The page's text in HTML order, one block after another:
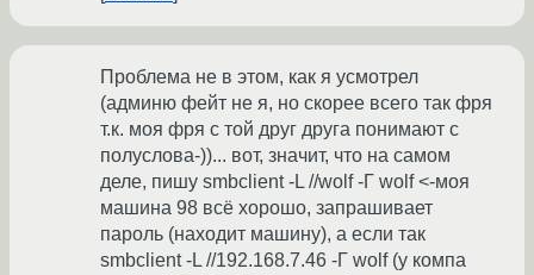
Проблема не в этом, как я усмотрел
(админю фейт не я, но скорее всего так фря
т.к. моя фря с той друг друга понимают с
полуслова-))... вот, значит, что на самом
деле, пишу smbclient -L //wolf -Г wolf <-моя
машина 98 всё хорошо, запрашивает
пароль (находит машину), а если так
smbclient -L //192.168.7.46 -Г wolf (у компа